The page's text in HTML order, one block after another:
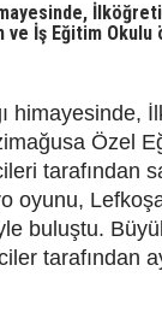
ve İş Eğitim
himayesinde,
Özel
tarafından
oyunu,
buluştu.
tarafından